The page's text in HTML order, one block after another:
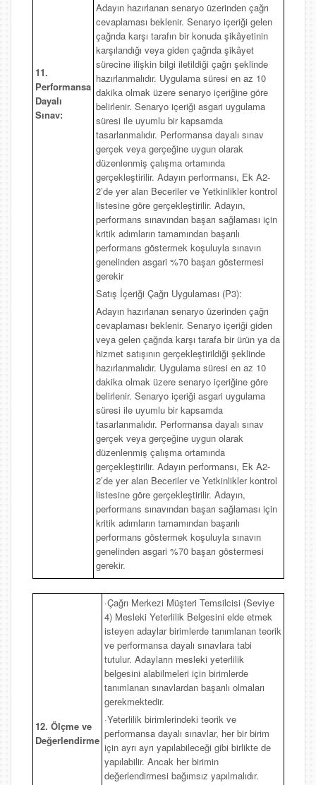
11.
Performansa
Dayalı
Sınav:
Adayın hazırlanan senaryo üzerinden çağrı
cevaplaması beklenir. Senaryo içeriği gelen
çağrıda karşı tarafın bir konuda şikâyetinin
karşılandığı veya giden çağrıda şikâyet
sürecine ilişkin bilgi iletildiği çağrı şeklinde
hazırlanmalıdır. Uygulama süresi en az 10
dakika olmak üzere senaryo içeriğine göre
belirlenir. Senaryo içeriği asgari uygulama
süresi ile uyumlu bir kapsamda
tasarlanmalıdır. Performansa dayalı sınav
gerçek veya gerçeğine uygun olarak
düzenlenmiş çalışma ortamında
gerçekleştirilir. Adayın performansı, Ek A2-
2’de yer alan Beceriler ve Yetkinlikler kontrol
listesine göre gerçekleştirilir. Adayın,
performans sınavından başarı sağlaması için
kritik adımların tamamından başarılı
performans göstermek koşuluyla sınavın
genelinden asgari %70 başarı göstermesi
gerekir
Satış İçeriği Çağrı Uygulaması (P3):
Adayın hazırlanan senaryo üzerinden çağrı
cevaplaması beklenir. Senaryo içeriği giden
veya gelen çağrıda karşı tarafa bir ürün ya da
hizmet satışının gerçekleştirildiği şeklinde
hazırlanmalıdır. Uygulama süresi en az 10
dakika olmak üzere senaryo içeriğine göre
belirlenir. Senaryo içeriği asgari uygulama
süresi ile uyumlu bir kapsamda
tasarlanmalıdır. Performansa dayalı sınav
gerçek veya gerçeğine uygun olarak
düzenlenmiş çalışma ortamında
gerçekleştirilir. Adayın performansı, Ek A2-
2’de yer alan Beceriler ve Yetkinlikler kontrol
listesine göre gerçekleştirilir. Adayın,
performans sınavından başarı sağlaması için
kritik adımların tamamından başarılı
performans göstermek koşuluyla sınavın
genelinden asgari %70 başarı göstermesi
gerekir.
12. Ölçme ve
Değerlendirme
·Çağrı Merkezi Müşteri Temsilcisi (Seviye
4) Mesleki Yeterlilik Belgesini elde etmek
isteyen adaylar birimlerde tanımlanan teorik
ve performansa dayalı sınavlara tabi
tutulur. Adayların mesleki yeterlilik
belgesini alabilmeleri için birimlerde
tanımlanan sınavlardan başarılı olmaları
gerekmektedir.
·Yeterlilik birimlerindeki teorik ve
performansa dayalı sınavlar, her bir birim
için ayrı ayrı yapılabileceği gibi birlikte de
yapılabilir. Ancak her birimin
değerlendirmesi bağımsız yapılmalıdır.